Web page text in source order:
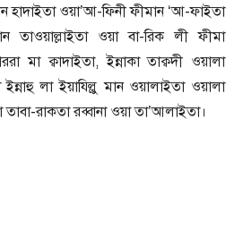
হাদাইতা ওয়া’আ-ফিনী ফীমান ‘আ-ফাইতা
তাওয়াল্লাইতা ওয়া বা-রিক লী ফীমা
মা ক্বাদাইতা, ইন্নাকা তাক্বদী ওয়ালা
লা ইয়াযিল্লু মান ওয়ালাইতা ওয়ালা
রাকতা রব্বানা ওয়া তা’আলাইতা।